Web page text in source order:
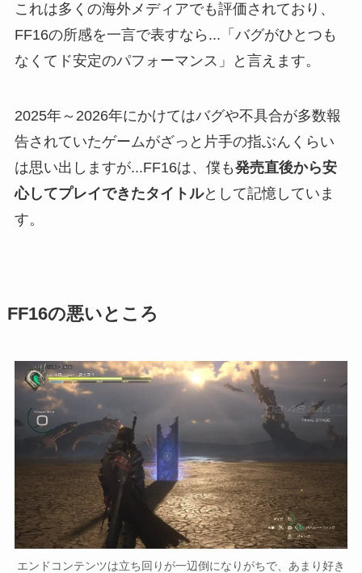
これは多くの海外メディアでも評価されており、
FF16の所感を一言で表すなら...「バグがひとつも
なくてド安定のパフォーマンス」と言えます。
2025年～2026年にかけてはバグや不具合が多数報
告されていたゲームがざっと片手の指ぶんくらい
は思い出しますが...FF16は、僕も発売直後から安
心してプレイできたタイトルとして記憶していま
す。
FF16の悪いところ
エンドコンテンツは立ち回りが一辺倒になりがちで、あまり好き